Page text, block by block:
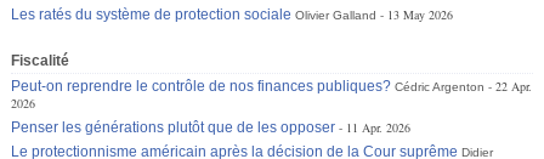
Les ratés du système de protection sociale Olivier Galland 13 May 2026
Fiscalité
Peut-on reprendre le contrôle de nos finances publiques? Cédric Argenton
22 Apr.
2026
Penser les générations plutôt que de les opposer
11 Apr. 2026
Le protectionnisme américain après la décision de la Cour suprême Didier